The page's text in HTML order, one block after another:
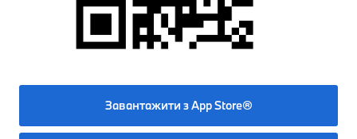
Завантажити з App Store®